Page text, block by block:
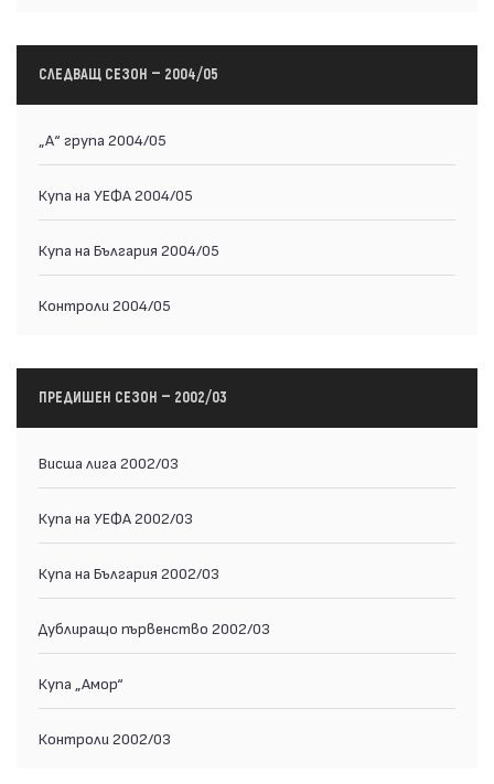
СЛЕДВАЩ СЕЗОН — 2004/05
„А“ група 2004/05
Купа на УЕФА 2004/05
Купа на България 2004/05
Контроли 2004/05
ПРЕДИШЕН СЕЗОН — 2002/03
Висша лига 2002/03
Купа на УЕФА 2002/03
Купа на България 2002/03
Дублиращо първенство 2002/03
Купа „Амор“
Контроли 2002/03